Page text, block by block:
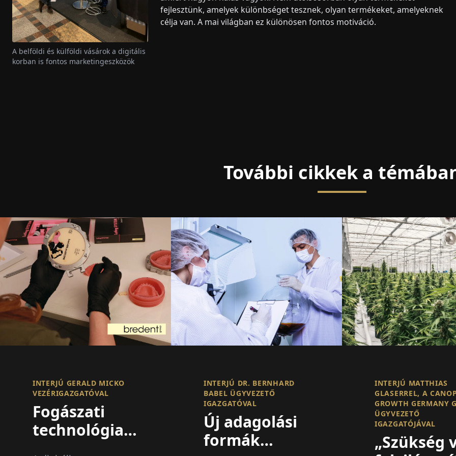
fejlesztünk, amelyek különbséget tesznek, olyan termékeket, amelyeknek
célja van. A mai világban ez különösen fontos motiváció.
A belföldi és külföldi vásárok a digitális
korban is fontos marketingeszközök
További cikkek a
INTERJÚ GERALD MICKO
VEZÉRIGAZGATÓVAL
Fogászati
technológia
INTERJÚ DR. BERNHARD
BABEL ÜGYVEZETŐ
IGAZGATÓVAL
Új adagolási
formák
INTERJÚ MATTHIAS
GLASERREL, A
GROWTH GERMANY
ÜGYVEZETŐ
IGAZGATÓJÁVAL
„Szükség